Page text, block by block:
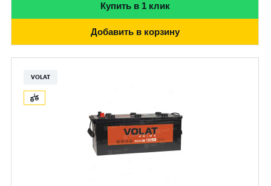
Купить в 1 клик
Добавить в корзину
VOLAT